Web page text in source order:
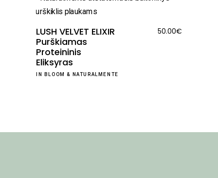
LUSH VELVET ELIXIR
Purškiamas
Proteininis
Eliksyras
50.00€
IN BLOOM & NATURALMENTE